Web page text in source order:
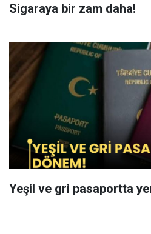
Sigaraya bir zam daha!
Yeşil ve gri pasaportta